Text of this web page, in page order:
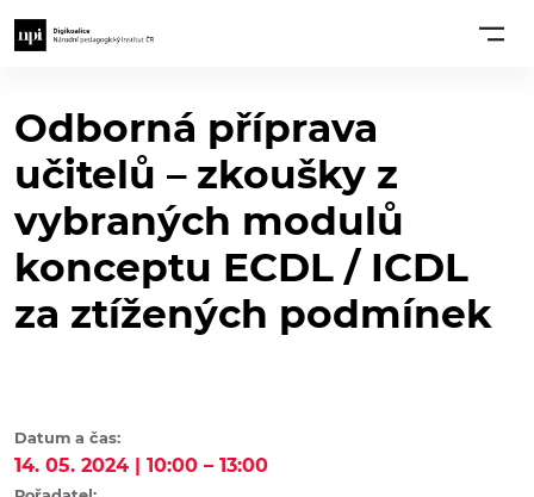
Odborná příprava
učitelů – zkoušky z
vybraných modulů
konceptu ECDL / ICDL
za ztížených podmínek
Datum a čas:
14. 05. 2024 | 10:00 – 13:00